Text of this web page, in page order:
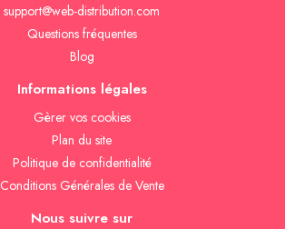
support@web-distribution.com
Questions fréquentes
Blog
Informations légales
Gèrer vos cookies
Plan du site
Politique de confidentialité
Conditions Générales de Vente
Nous suivre sur